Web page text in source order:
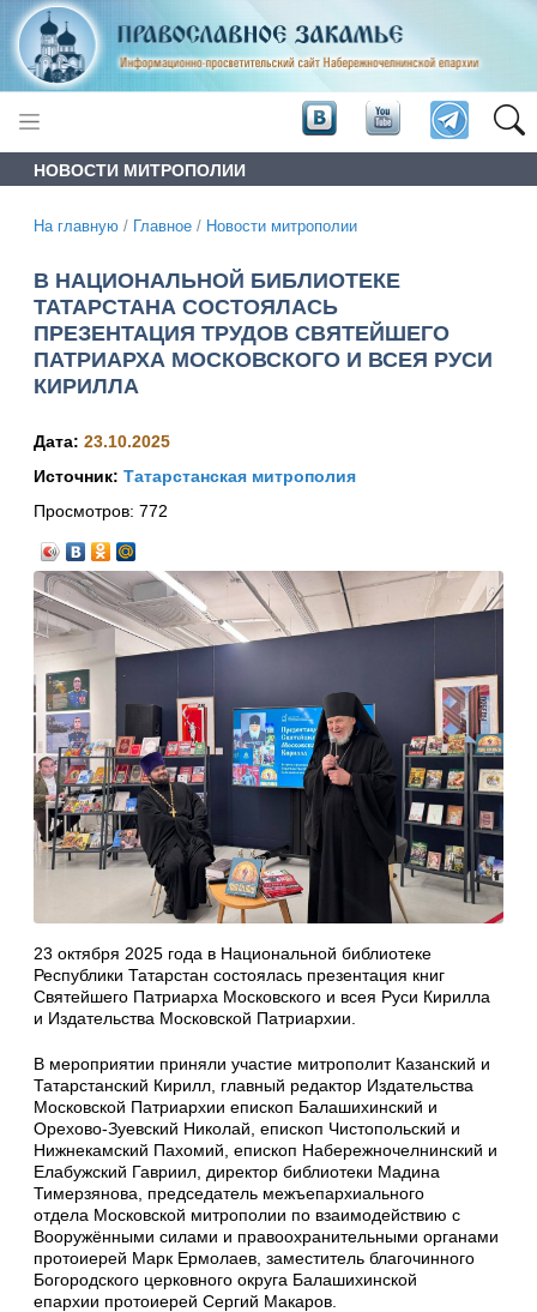
НОВОСТИ МИТРОПОЛИИ
На главную / Главное / Новости митрополии
В НАЦИОНАЛЬНОЙ БИБЛИОТЕКЕ
ТАТАРСТАНА СОСТОЯЛАСЬ
ПРЕЗЕНТАЦИЯ ТРУДОВ СВЯТЕЙШЕГО
ПАТРИАРХА МОСКОВСКОГО И ВСЕЯ РУСИ
КИРИЛЛА
Дата: 23.10.2025
Источник: Татарстанская митрополия
Просмотров: 772
23 октября 2025 года в Национальной библиотеке
Республики Татарстан состоялась презентация книг
Святейшего Патриарха Московского и всея Руси Кирилла
и Издательства Московской Патриархии.
В мероприятии приняли участие митрополит Казанский и
Татарстанский Кирилл, главный редактор Издательства
Московской Патриархии епископ Балашихинский и
Орехово-Зуевский Николай, епископ Чистопольский и
Нижнекамский Пахомий, епископ Набережночелнинский и
Елабужский Гавриил, директор библиотеки Мадина
Тимерзянова, председатель межъепархиального
отдела Московской митрополии по взаимодействию с
Вооружёнными силами и правоохранительными органами
протоиерей Марк Ермолаев, заместитель благочинного
Богородского церковного округа Балашихинской
епархии протоиерей Сергий Макаров.